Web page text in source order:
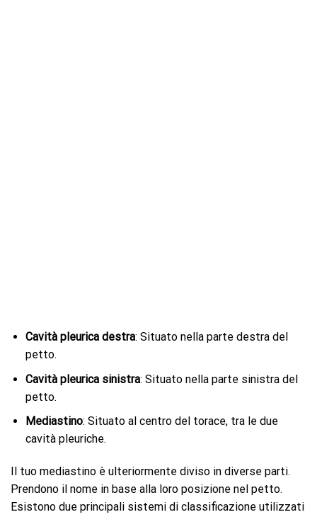
Cavità pleurica destra: Situato nella parte destra del
petto.
Cavità pleurica sinistra: Situato nella parte sinistra del
petto.
Mediastino: Situato al centro del torace, tra le due
cavità pleuriche.
Il tuo mediastino è ulteriormente diviso in diverse parti.
Prendono il nome in base alla loro posizione nel petto.
Esistono due principali sistemi di classificazione utilizzati